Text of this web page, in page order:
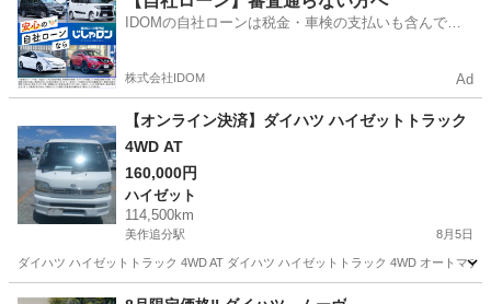
IDOMの自社ローンは税金・車検の支払いも含んでい
株式会社IDOM Ad
【オンライン決済】ダイハツ ハイゼットトラック
4WD AT
160,000円
ハイゼット
114,500km
美作追分駅 8月5日
ダイハツ ハイゼットトラック 4WD AT ダイハツ ハイゼットトラック 4WD オートマ
岡山 苫田郡 美作追分駅 ハイゼット トラック